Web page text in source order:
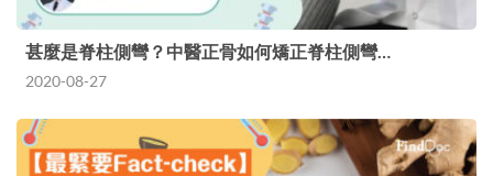
甚麼是脊柱側彎？中醫正骨如何矯正脊柱側彎…
2020-08-27